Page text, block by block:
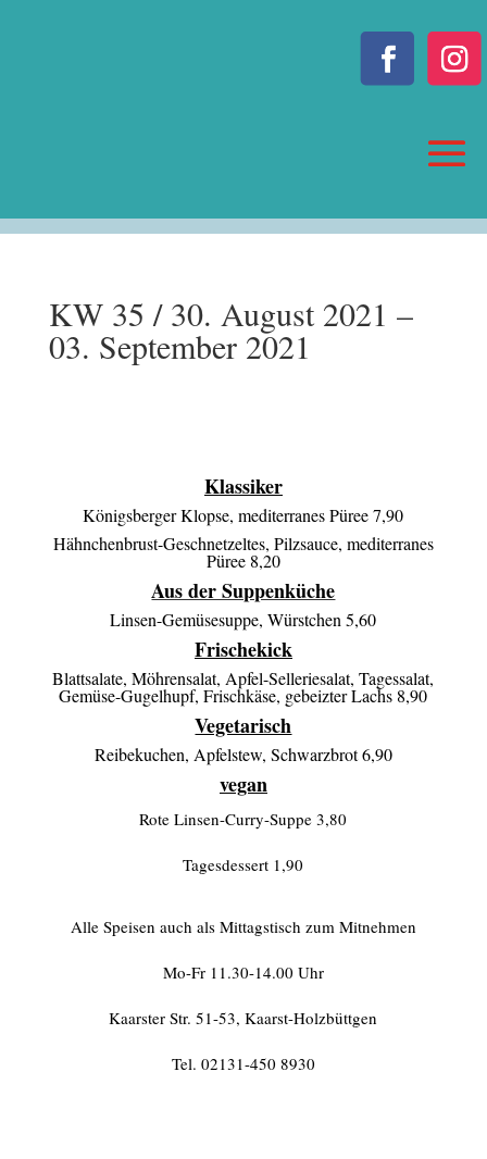
KW 35 / 30. August 2021 –
03. September 2021
Klassiker
Königsberger Klopse, mediterranes Püree 7,90
Hähnchenbrust-Geschnetzeltes, Pilzsauce, mediterranes
Püree 8,20
Aus der Suppenküche
Linsen-Gemüsesuppe, Würstchen 5,60
Frischekick
Blattsalate, Möhrensalat, Apfel-Selleriesalat, Tagessalat,
Gemüse-Gugelhupf, Frischkäse, gebeizter Lachs 8,90
Vegetarisch
Reibekuchen, Apfelstew, Schwarzbrot 6,90
vegan
Rote Linsen-Curry-Suppe 3,80
Tagesdessert 1,90
Alle Speisen auch als Mittagstisch zum Mitnehmen
Mo-Fr 11.30-14.00 Uhr
Kaarster Str. 51-53, Kaarst-Holzbüttgen
Tel. 02131-450 8930